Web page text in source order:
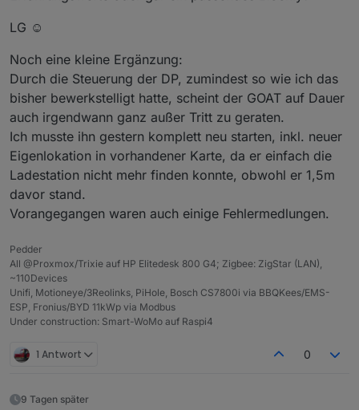
LG ☺️
Noch eine kleine Ergänzung:
Durch die Steuerung der DP, zumindest so wie ich das
bisher bewerkstelligt hatte, scheint der GOAT auf Dauer
auch irgendwann ganz außer Tritt zu geraten.
Ich musste ihn gestern komplett neu starten, inkl. neuer
Eigenlokation in vorhandener Karte, da er einfach die
Ladestation nicht mehr finden konnte, obwohl er 1,5m
davor stand.
Vorangegangen waren auch einige Fehlermedlungen.
Pedder
All @Proxmox/Trixie auf HP Elitedesk 800 G4; Zigbee: ZigStar (LAN),
~110Devices
Unifi, Motioneye/3Reolinks, PiHole, Bosch CS7800i via BBQKees/EMS-
ESP, Fronius/BYD 11kWp via Modbus
Under construction: Smart-WoMo auf Raspi4
1 Antwort 0
9 Tagen später